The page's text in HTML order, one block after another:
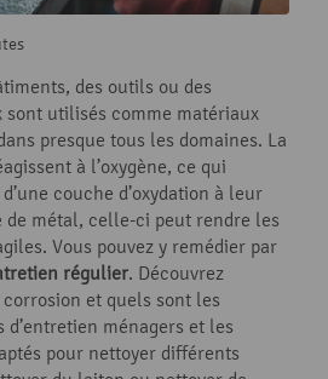
des outils ou des
sont utilisés comme matériaux
presque tous les domaines. La
à l’oxygène, ce qui
couche d’oxydation à leur
de métal, celle-ci peut rendre les
Vous pouvez y remédier par
régulier. Découvrez
et quels sont les
ménagers et les
pour nettoyer différents